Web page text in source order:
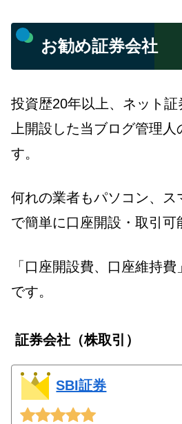
お勧め証券会社
投資歴20年以上、ネット
上開設した当ブログ管理
す。
何れの業者もパソコン、ス
で簡単に口座開設・取引可
「口座開設費、口座維持
です。
証券会社（株取引）
SBI証券